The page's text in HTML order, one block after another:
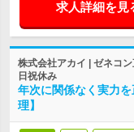
求人詳細を見
株式会社アカイ | ゼネコ
日祝休み
年次に関係なく実力
理】